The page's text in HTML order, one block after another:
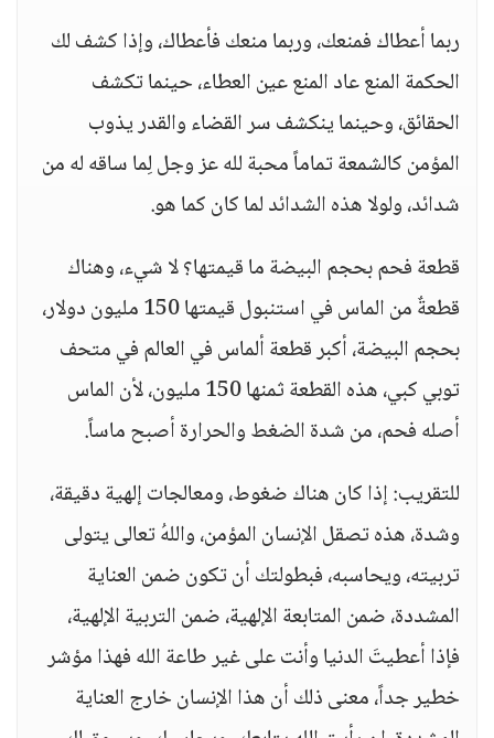
ربما أعطاك فمنعك، وربما منعك فأعطاك، وإذا كشف لك
الحكمة المنع عاد المنع عين العطاء، حينما تكشف
الحقائق، وحينما ينكشف سر القضاء والقدر يذوب
المؤمن كالشمعة تماماً محبة لله عز وجل لِما ساقه له من
شدائد، ولولا هذه الشدائد لما كان كما هو.
قطعة فحم بحجم البيضة ما قيمتها؟ لا شيء، وهناك
قطعةٌ من الماس في استنبول قيمتها 150 مليون دولار،
بحجم البيضة، أكبر قطعة ألماس في العالم في متحف
توبي كبي، هذه القطعة ثمنها 150 مليون، لأن الماس
أصله فحم، من شدة الضغط والحرارة أصبح ماساً.
للتقريب: إذا كان هناك ضغوط، ومعالجات إلهية دقيقة،
وشدة، هذه تصقل الإنسان المؤمن، واللهُ تعالى يتولى
تربيته، ويحاسبه، فبطولتك أن تكون ضمن العناية
المشددة، ضمن المتابعة الإلهية، ضمن التربية الإلهية،
فإذا أعطيتَ الدنيا وأنت على غير طاعة الله فهذا مؤشر
خطير جداً، معنى ذلك أن هذا الإنسان خارج العناية